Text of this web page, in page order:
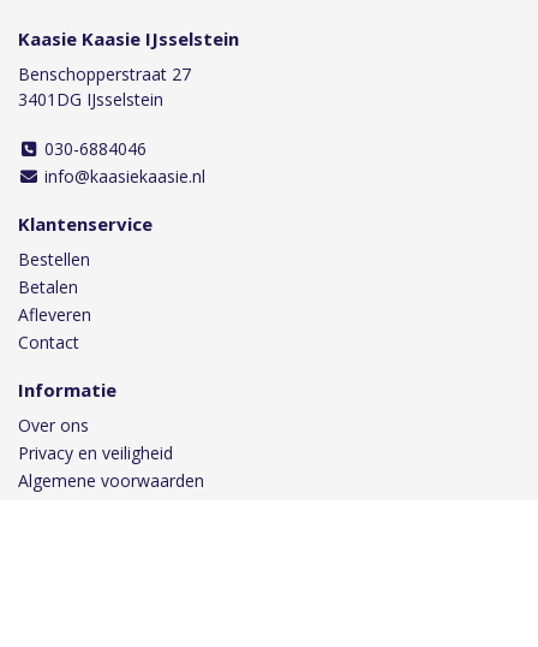
Kaasie Kaasie IJsselstein
Benschopperstraat 27
3401DG IJsselstein
030-6884046
info@kaasiekaasie.nl
Klantenservice
Bestellen
Betalen
Afleveren
Contact
Informatie
Over ons
Privacy en veiligheid
Algemene voorwaarden